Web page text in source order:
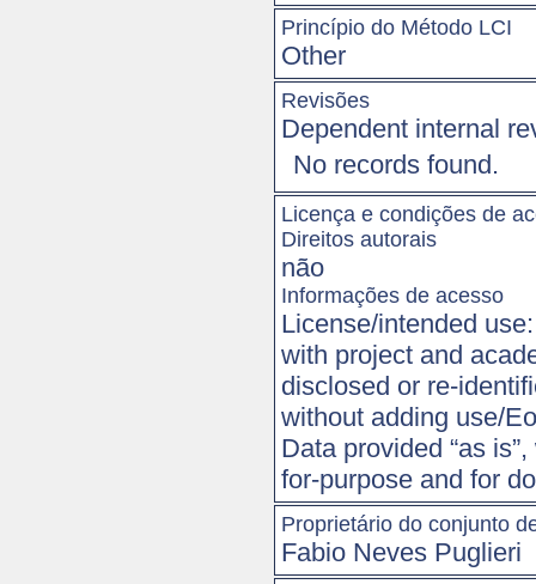
Princípio do Método LCI
Other
Revisões
Dependent internal
No records found.
Licença e condições de
Direitos autorais
não
Informações de acesso
License/intended
with project and
disclosed or re-
without adding use/
Data provided “as
for-purpose and for
Proprietário do conjunto
Fabio Neves Puglieri